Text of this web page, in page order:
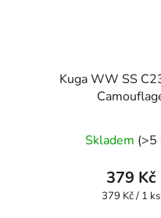
Kuga WW SS
Skladem (>5
379 Kč
Měrná
379 Kč / 1 ks